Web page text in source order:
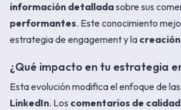
información detalladasobre sus
performantes. Este conocimiento
estrategia de engagement y la
¿Qué impacto en tu estrategia
Esta evolución modifica el enfoque de
LinkedIn. Los comentarios de calidad